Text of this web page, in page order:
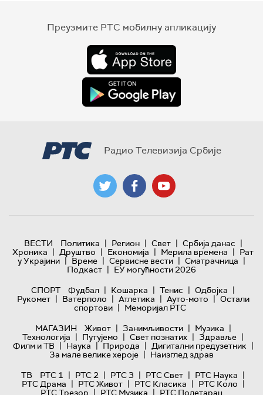
Преузмите РТС мобилну апликацију
Радио Телевизија Србије
ВЕСТИ Политика | Регион | Свет | Србија данас |
Хроника | Друштво | Економија | Мерила времена | Рат
у Украјини | Време | Сервисне вести | Сматрачница |
Подкаст | ЕУ могућности 2026
СПОРТ
Фудбал | Кошарка | Тенис | Одбојка |
Рукомет | Ватерполо | Атлетика | Ауто-мото | Остали
спортови | Меморијал РТС
МАГАЗИН
Живот | Занимљивости | Музика |
Технологијa | Путујемо | Свет познатих | Здравље |
Филм и ТВ | Наука | Природа | Дигитални предузетник |
За мале велике хероје | Наизглед здрав
ТВ
РТС 1 | РТС 2 | РТС 3 | РТС Свет | РТС Наука |
РТС Драма | РТС Живот | РТС Класика | РТС Коло |
РТС Трезор | РТС Музика | РТС Полетарац